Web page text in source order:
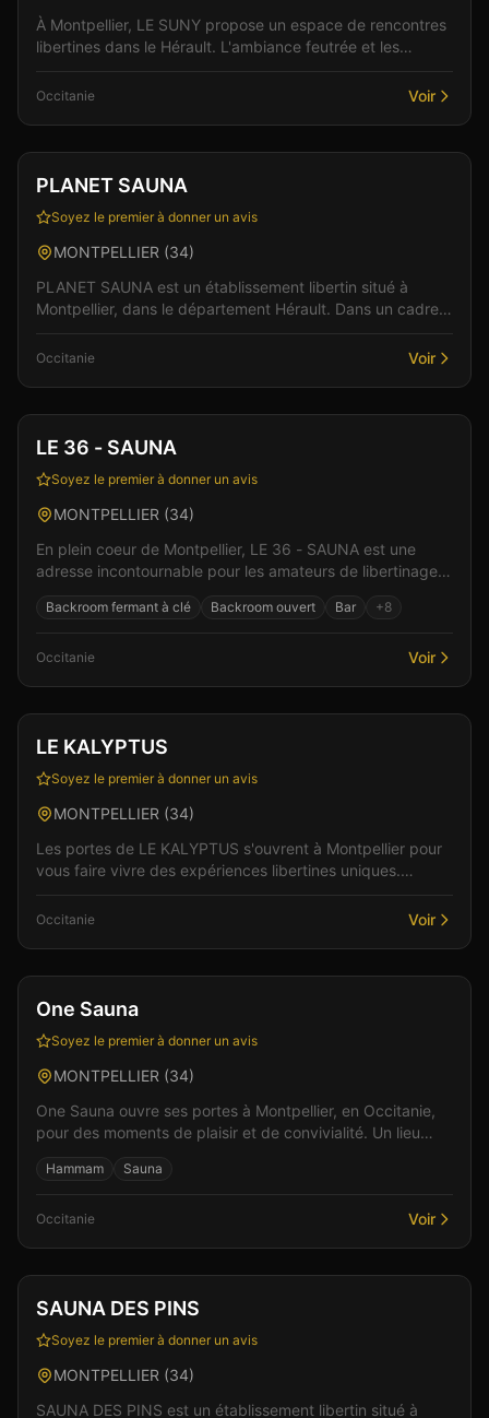
À Montpellier, LE SUNY propose un espace de rencontres
libertines dans le Hérault. L'ambiance feutrée et les
Occitanie Voir
Club Sauna
PLANET SAUNA
Soyez le premier à donner un avis
MONTPELLIER (34)
PLANET SAUNA est un établissement libertin situé à
Montpellier, dans le département Hérault. Dans un cadre
Occitanie Voir
Sauna Spa & Wellness +3
LE 36 - SAUNA
Soyez le premier à donner un avis
MONTPELLIER (34)
En plein coeur de Montpellier, LE 36 - SAUNA est une
adresse incontournable pour les amateurs de libertinage
Backroom fermant à clé Backroom ouvert Bar +8
Occitanie Voir
Club Sauna
LE KALYPTUS
Soyez le premier à donner un avis
MONTPELLIER (34)
Les portes de LE KALYPTUS s'ouvrent à Montpellier pour
vous faire vivre des expériences libertines uniques.
Occitanie Voir
Club Sauna +2
One Sauna
Soyez le premier à donner un avis
MONTPELLIER (34)
One Sauna ouvre ses portes à Montpellier, en Occitanie,
pour des moments de plaisir et de convivialité. Un lieu
Hammam Sauna
Occitanie Voir
Club Sauna +4
SAUNA DES PINS
Soyez le premier à donner un avis
MONTPELLIER (34)
SAUNA DES PINS est un établissement libertin situé à